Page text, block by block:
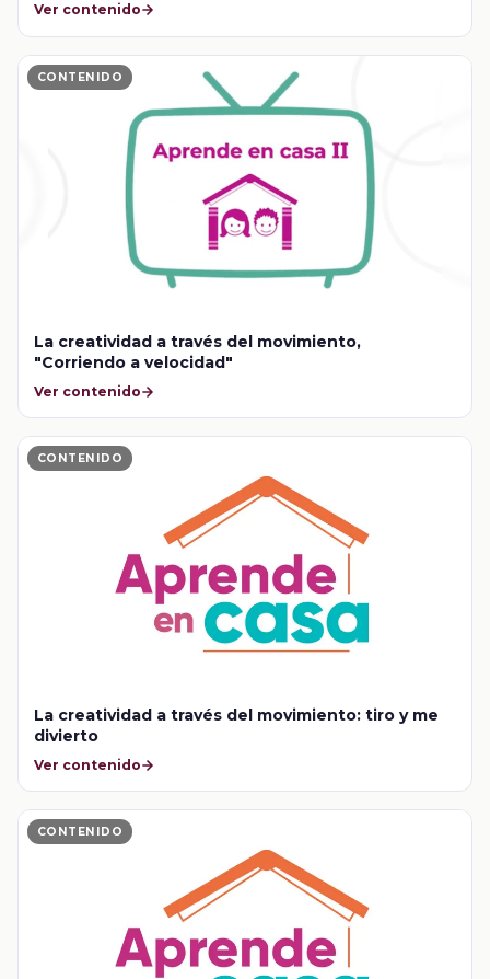
Ver contenido
CONTENIDO
La creatividad a través del movimiento,
"Corriendo a velocidad"
Ver contenido
CONTENIDO
La creatividad a través del movimiento: tiro y me
divierto
Ver contenido
CONTENIDO